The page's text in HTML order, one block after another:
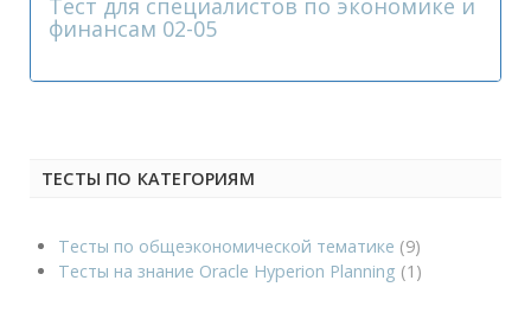
Тест для специалистов по экономике и
финансам 02-05
ТЕСТЫ ПО КАТЕГОРИЯМ
Тесты по общеэкономической тематике (9)
Тесты на знание Oracle Hyperion Planning (1)